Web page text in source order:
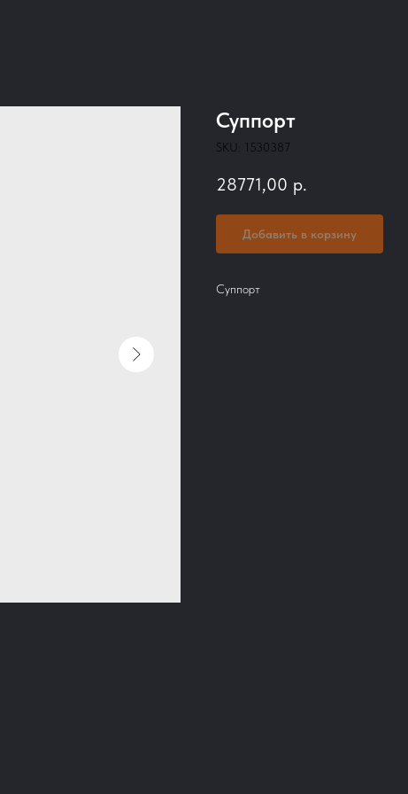
Суппорт
SKU: 1530387
28771,00 р.
Добавить в корзину
Суппорт